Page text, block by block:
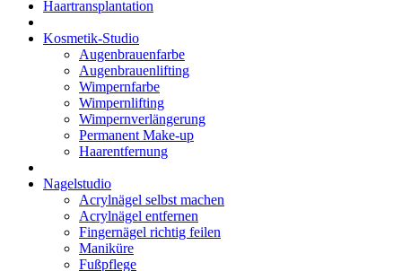
Haartransplantation
Kosmetik-Studio
Augenbrauenfarbe
Augenbrauenlifting
Wimpernfarbe
Wimpernlifting
Wimpernverlängerung
Permanent Make-up
Haarentfernung
Nagelstudio
Acrylnägel selbst machen
Acrylnägel entfernen
Fingernägel richtig feilen
Maniküre
Fußpflege